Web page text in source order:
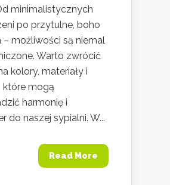
minimalistycznych
po przytulne, boho
– możliwości są niemal
Warto zwrócić
kolory, materiały i
które mogą
harmonię i
do naszej sypialni. W...
Read More